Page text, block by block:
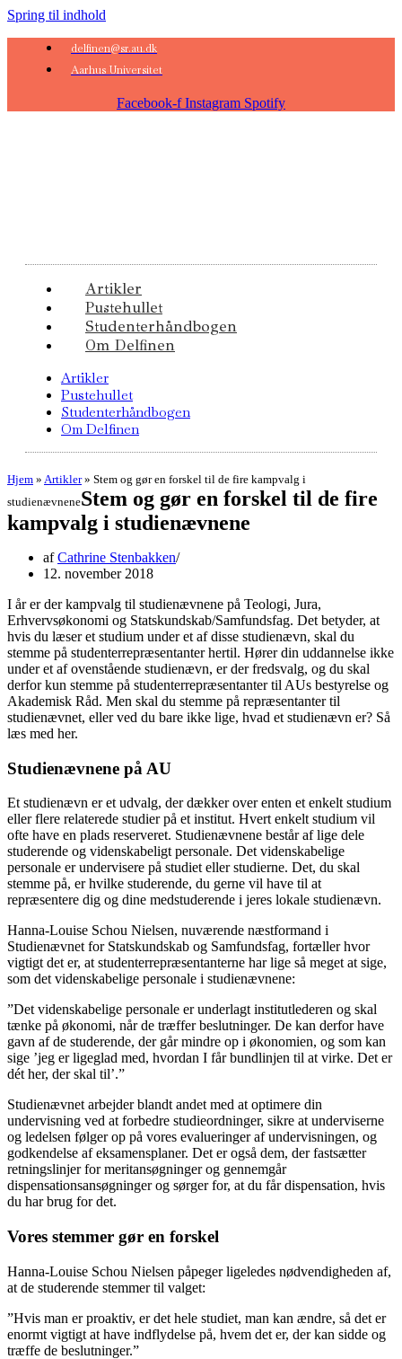
Spring til indhold
delfinen@sr.au.dk
Aarhus Universitet
Facebook-f Instagram Spotify
Artikler
Pustehullet
Studenterhåndbogen
Om Delfinen
Artikler
Pustehullet
Studenterhåndbogen
Om Delfinen
Hjem » Artikler» Stem og gør en forskel til de fire kampvalg i
studienævneneStem og gør en forskel til de fire
kampvalg i studienævnene
afCathrine Stenbakken
12. november 2018
I år er der kampvalg til studienævnene på Teologi, Jura,
Erhvervsøkonomi og Statskundskab/Samfundsfag. Det betyder, at
hvis du læser et studium under et af disse studienævn, skal du
stemme på studenterrepræsentanter hertil. Hører din uddannelse ikke
under et af ovenstående studienævn, er der fredsvalg, og du skal
derfor kun stemme på studenterrepræsentanter til AUs bestyrelse og
Akademisk Råd. Men skal du stemme på repræsentanter til
studienævnet, eller ved du bare ikke lige, hvad et studienævn er? Så
læs med her.
Studienævnene på AU
Et studienævn er et udvalg, der dækker over enten et enkelt studium
eller flere relaterede studier på et institut. Hvert enkelt studium vil
ofte have en plads reserveret. Studienævnene består af lige dele
studerende og videnskabeligt personale. Det videnskabelige
personale er undervisere på studiet eller studierne. Det, du skal
stemme på, er hvilke studerende, du gerne vil have til at
repræsentere dig og dine medstuderende i jeres lokale studienævn.
Hanna-Louise Schou Nielsen, nuværende næstformand i
Studienævnet for Statskundskab og Samfundsfag, fortæller hvor
vigtigt det er, at studenterrepræsentanterne har lige så meget at sige,
som det videnskabelige personale i studienævnene:
”Det videnskabelige personale er underlagt institutlederen og skal
tænke på økonomi, når de træffer beslutninger. De kan derfor have
gavn af de studerende, der går mindre op i økonomien, og som kan
sige ’jeg er ligeglad med, hvordan I får bundlinjen til at virke. Det er
dét her, der skal til’.”
Studienævnet arbejder blandt andet med at optimere din
undervisning ved at forbedre studieordninger, sikre at underviserne
og ledelsen følger op på vores evalueringer af undervisningen, og
godkendelse af eksamensplaner. Det er også dem, der fastsætter
retningslinjer for meritansøgninger og gennemgår
dispensationsansøgninger og sørger for, at du får dispensation, hvis
du har brug for det.
Vores stemmer gør en forskel
Hanna-Louise Schou Nielsen påpeger ligeledes nødvendigheden af,
at de studerende stemmer til valget:
”Hvis man er proaktiv, er det hele studiet, man kan ændre, så det er
enormt vigtigt at have indflydelse på, hvem det er, der kan sidde og
træffe de beslutninger.”